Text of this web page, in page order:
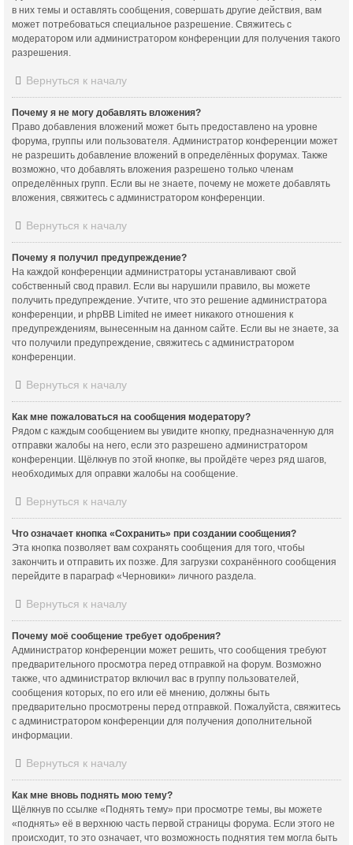
в них темы и оставлять сообщения, совершать другие действия, вам
может потребоваться специальное разрешение. Свяжитесь с
модератором или администратором конференции для получения такого
разрешения.
Вернуться к началу
Почему я не могу добавлять вложения?
Право добавления вложений может быть предоставлено на уровне
форума, группы или пользователя. Администратор конференции может
не разрешить добавление вложений в определённых форумах. Также
возможно, что добавлять вложения разрешено только членам
определённых групп. Если вы не знаете, почему не можете добавлять
вложения, свяжитесь с администратором конференции.
Вернуться к началу
Почему я получил предупреждение?
На каждой конференции администраторы устанавливают свой
собственный свод правил. Если вы нарушили правило, вы можете
получить предупреждение. Учтите, что это решение администратора
конференции, и phpBB Limited не имеет никакого отношения к
предупреждениям, вынесенным на данном сайте. Если вы не знаете, за
что получили предупреждение, свяжитесь с администратором
конференции.
Вернуться к началу
Как мне пожаловаться на сообщения модератору?
Рядом с каждым сообщением вы увидите кнопку, предназначенную для
отправки жалобы на него, если это разрешено администратором
конференции. Щёлкнув по этой кнопке, вы пройдёте через ряд шагов,
необходимых для оправки жалобы на сообщение.
Вернуться к началу
Что означает кнопка «Сохранить» при создании сообщения?
Эта кнопка позволяет вам сохранять сообщения для того, чтобы
закончить и отправить их позже. Для загрузки сохранённого сообщения
перейдите в параграф «Черновики» личного раздела.
Вернуться к началу
Почему моё сообщение требует одобрения?
Администратор конференции может решить, что сообщения требуют
предварительного просмотра перед отправкой на форум. Возможно
также, что администратор включил вас в группу пользователей,
сообщения которых, по его или её мнению, должны быть
предварительно просмотрены перед отправкой. Пожалуйста, свяжитесь
с администратором конференции для получения дополнительной
информации.
Вернуться к началу
Как мне вновь поднять мою тему?
Щёлкнув по ссылке «Поднять тему» при просмотре темы, вы можете
«поднять» её в верхнюю часть первой страницы форума. Если этого не
происходит, то это означает, что возможность поднятия тем могла быть